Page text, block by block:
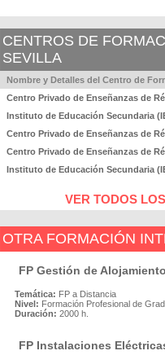
CENTROS DE
SEVILLA
Nombre y Detalles del Centro de
Centro Privado de Enseñanzas de
Instituto de Educación Secundaria
Centro Privado de Enseñanzas de
Centro Privado de Enseñanzas de
Instituto de Educación Secundaria
VER TODOS
OTRA FORMACIÓN
FP Gestión de
Temática: FP a Distancia
Nivel: Formación Profesional de
Duración: 2000 h.
FP Instalaciones